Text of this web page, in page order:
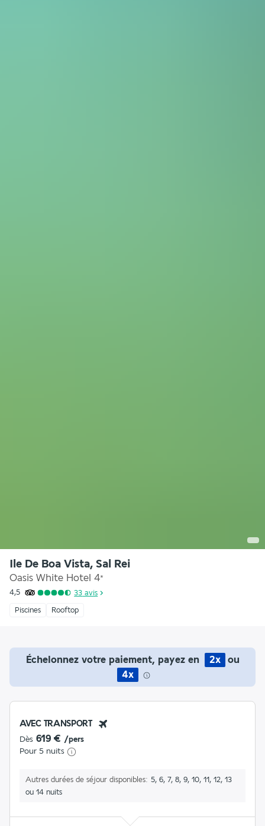
Ile De Boa Vista, Sal Rei
Oasis White Hotel 4*
4,5 33 avis
Piscines Rooftop
Échelonnez votre paiement, payez en 2x
ou
4x
AVEC TRANSPORT
Dès 619 € /pers
Pour 5 nuits
Autres durées de séjour disponibles
5, 6, 7, 8, 9, 10, 11, 12, 13
ou 14 nuits